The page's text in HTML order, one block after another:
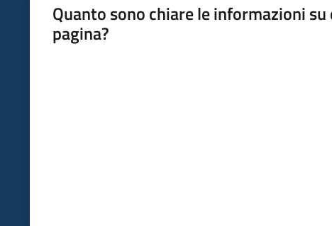
Quanto sono chiare le informazioni su
pagina?